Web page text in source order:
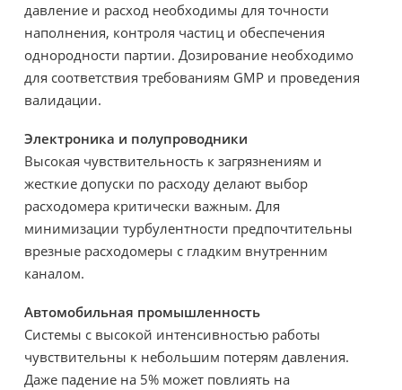
давление и расход необходимы для точности
наполнения, контроля частиц и обеспечения
однородности партии. Дозирование необходимо
для соответствия требованиям GMP и проведения
валидации.
Электроника и полупроводники
Высокая чувствительность к загрязнениям и
жесткие допуски по расходу делают выбор
расходомера критически важным. Для
минимизации турбулентности предпочтительны
врезные расходомеры с гладким внутренним
каналом.
Автомобильная промышленность
Системы с высокой интенсивностью работы
чувствительны к небольшим потерям давления.
Даже падение на 5% может повлиять на